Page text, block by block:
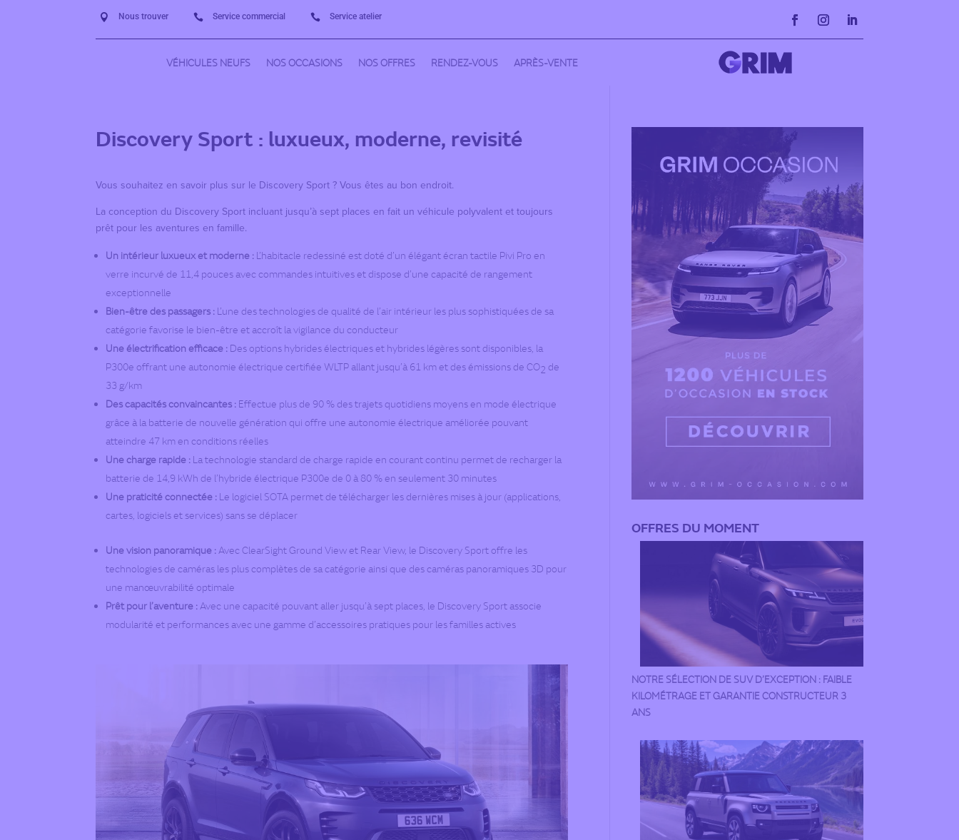
 Nous trouver  Service commercial  Service atelier
VÉHICULES NEUFS NOS OCCASIONS NOS OFFRES RENDEZ-VOUS APRÈS-VENTE
Discovery Sport : luxueux, moderne, revisité
Vous souhaitez en savoir plus sur le Discovery Sport ? Vous êtes au bon endroit.
La conception du Discovery Sport incluant jusqu’à sept places en fait un véhicule polyvalent et toujours
prêt pour les aventures en famille.
Un intérieur luxueux et moderne : L’habitacle redessiné est doté d’un élégant écran tactile Pivi Pro en
verre incurvé de 11,4 pouces avec commandes intuitives et dispose d’une capacité de rangement
exceptionnelle
Bien-être des passagers : L’une des technologies de qualité de l’air intérieur les plus sophistiquées de sa
catégorie favorise le bien-être et accroît la vigilance du conducteur
Une électrification efficace : Des options hybrides électriques et hybrides légères sont disponibles, la
P300e offrant une autonomie électrique certifiée WLTP allant jusqu’à 61 km et des émissions de CO2 de
33 g/km
Des capacités convaincantes : Effectue plus de 90 % des trajets quotidiens moyens en mode électrique
grâce à la batterie de nouvelle génération qui offre une autonomie électrique améliorée pouvant
atteindre 47 km en conditions réelles
Une charge rapide : La technologie standard de charge rapide en courant continu permet de recharger la
batterie de 14,9 kWh de l’hybride électrique P300e de 0 à 80 % en seulement 30 minutes
Une praticité connectée : Le logiciel SOTA permet de télécharger les dernières mises à jour (applications,
cartes, logiciels et services) sans se déplacer
Une vision panoramique :Avec ClearSight Ground View et Rear View, le Discovery Sport offre les
technologies de caméras les plus complètes de sa catégorie ainsi que des caméras panoramiques 3D pour
une manœuvrabilité optimale
Prêt pour l’aventure :Avec une capacité pouvant aller jusqu’à sept places, le Discovery Sport associe
modularité et performances avec une gamme d’accessoires pratiques pour les familles actives
OFFRES DU MOMENT
NOTRE SÉLECTION DE SUV D’EXCEPTION : FAIBLE
KILOMÉTRAGE ET GARANTIE CONSTRUCTEUR 3
ANS